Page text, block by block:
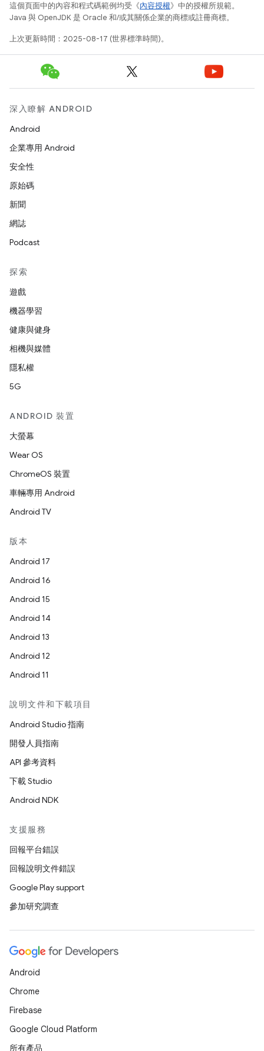
這個頁面中的內容和程式碼範例均受《內容授權》中的授權所規範。
Java 與 OpenJDK 是 Oracle 和/或其關係企業的商標或註冊商標。
上次更新時間：2025-08-17 (世界標準時間)。
深入瞭解 ANDROID
Android
企業專用 Android
安全性
原始碼
新聞
網誌
Podcast
探索
遊戲
機器學習
健康與健身
相機與媒體
隱私權
5G
ANDROID 裝置
大螢幕
Wear OS
ChromeOS 裝置
車輛專用 Android
Android TV
版本
Android 17
Android 16
Android 15
Android 14
Android 13
Android 12
Android 11
說明文件和下載項目
Android Studio 指南
開發人員指南
API 參考資料
下載 Studio
Android NDK
支援服務
回報平台錯誤
回報說明文件錯誤
Google Play support
參加研究調查
Android
Chrome
Firebase
Google Cloud Platform
所有產品